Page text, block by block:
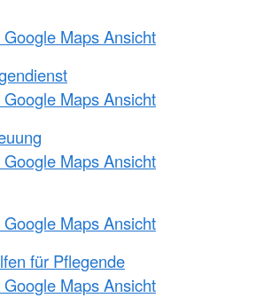
Maps Ansicht
Maps Ansicht
Maps Ansicht
Maps Ansicht
für Pflegende
Maps Ansicht